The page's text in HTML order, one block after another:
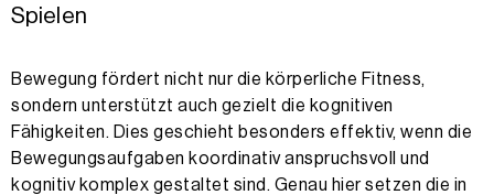
Spielen
Bewegung fördert nicht nur die körperliche Fitness,
sondern unterstützt auch gezielt die kognitiven
Fähigkeiten. Dies geschieht besonders effektiv, wenn die
Bewegungsaufgaben koordinativ anspruchsvoll und
kognitiv komplex gestaltet sind. Genau hier setzen die in